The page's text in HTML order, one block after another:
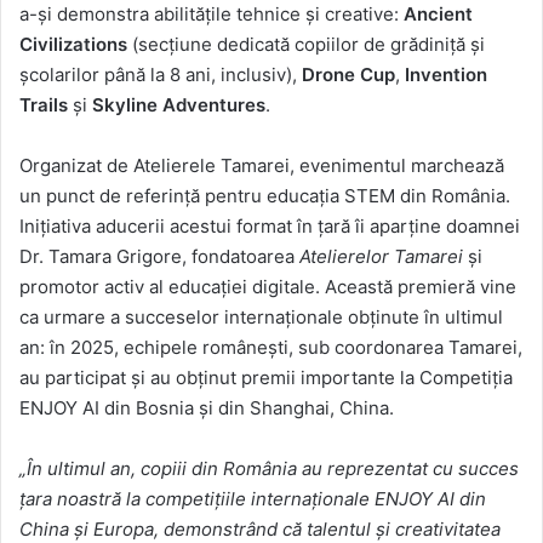
a-și demonstra abilitățile tehnice și creative: Ancient
Civilizations (secțiune dedicată copiilor de grădiniță și
școlarilor până la 8 ani, inclusiv), Drone Cup, Invention
Trails și Skyline Adventures.
Organizat de Atelierele Tamarei, evenimentul marchează
un punct de referință pentru educația STEM din România.
Inițiativa aducerii acestui format în țară îi aparține doamnei
Dr. Tamara Grigore, fondatoarea Atelierelor Tamarei și
promotor activ al educației digitale. Această premieră vine
ca urmare a succeselor internaționale obținute în ultimul
an: în 2025, echipele românești, sub coordonarea Tamarei,
au participat și au obținut premii importante la Competiția
ENJOY AI din Bosnia și din Shanghai, China.
„În ultimul an, copiii din România au reprezentat cu succes
țara noastră la competițiile internaționale ENJOY AI din
China și Europa, demonstrând că talentul și creativitatea